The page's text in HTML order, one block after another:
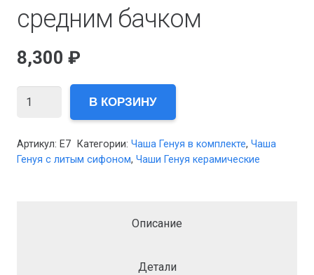
средним бачком
8,300 ₽
Количество
Генуя
В КОРЗИНУ
Артикул: E7 Категории: Чаша Генуя в комплекте, Чаша
Генуя с литым сифоном, Чаши Генуя керамические
Описание
Детали